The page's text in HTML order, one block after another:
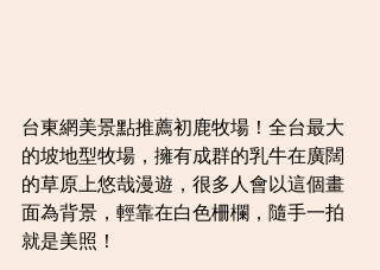
台東網美景點推薦初鹿牧場！全台最大
的坡地型牧場，擁有成群的乳牛在廣闊
的草原上悠哉漫遊，很多人會以這個畫
面為背景，輕靠在白色柵欄，隨手一拍
就是美照！